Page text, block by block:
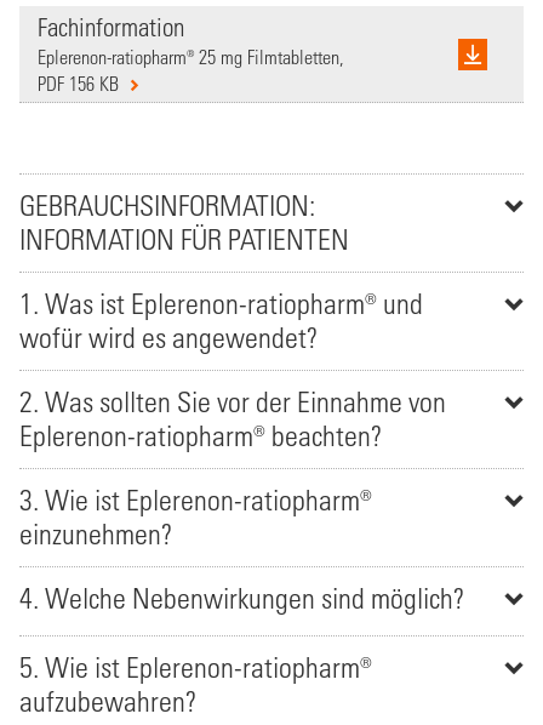
Fachinformation
Eplerenon-ratiopharm® 25 mg Filmtabletten,
PDF 156 KB
GEBRAUCHSINFORMATION:
INFORMATION FÜR PATIENTEN
1. Was ist Eplerenon-ratiopharm® und
wofür wird es angewendet?
2. Was sollten Sie vor der Einnahme von
Eplerenon-ratiopharm® beachten?
3. Wie ist Eplerenon-ratiopharm®
einzunehmen?
4. Welche Nebenwirkungen sind möglich?
5. Wie ist Eplerenon-ratiopharm®
aufzubewahren?